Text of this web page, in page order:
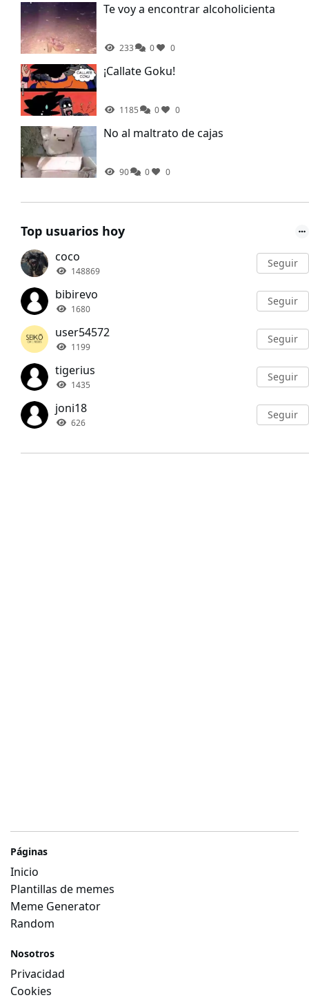
Te voy a encontrar alcoholicienta
233 0 0
¡Callate Goku!
1185 0 0
No al maltrato de cajas
90 0 0
Top usuarios hoy
coco
148869
Seguir
bibirevo
1680
Seguir
user54572
1199
Seguir
tigerius
1435
Seguir
joni18
626
Seguir
Páginas
Inicio
Plantillas de memes
Meme Generator
Random
Nosotros
Privacidad
Cookies